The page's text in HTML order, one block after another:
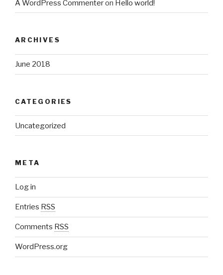
A WordPress Commenteron Hello world!
ARCHIVES
June 2018
CATEGORIES
Uncategorized
META
Log in
Entries RSS
Comments RSS
WordPress.org